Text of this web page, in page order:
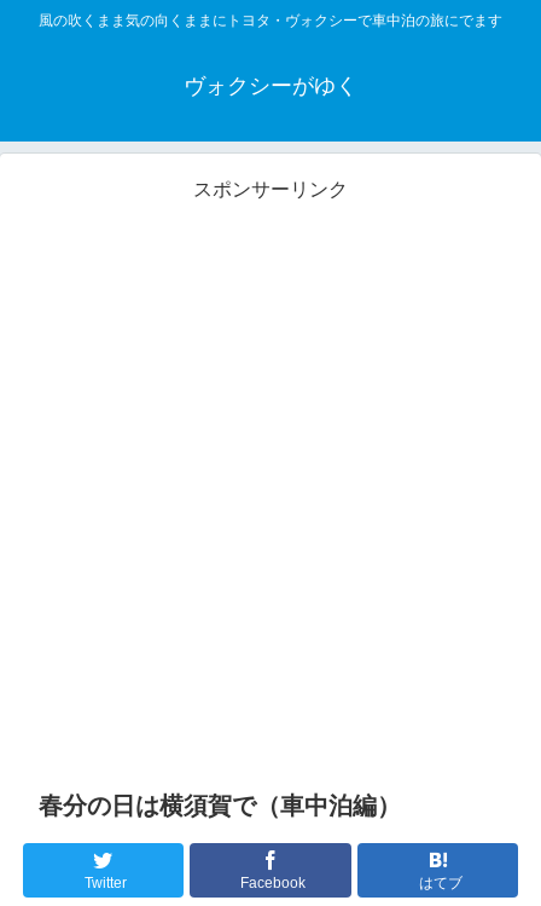
風の吹くまま気の向くままにトヨタ・ヴォクシーで車中泊の旅にでます
ヴォクシーがゆく
スポンサーリンク
春分の日は横須賀で（車中泊編）
Twitter Facebook はてブ